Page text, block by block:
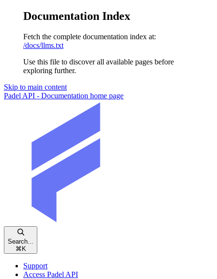
Documentation Index
Fetch the complete documentation index at:
/docs/llms.txt
Use this file to discover all available pages before
exploring further.
Skip to main content
Padel API - Documentation home page
Search...
⌘ K
Support
Access Padel API